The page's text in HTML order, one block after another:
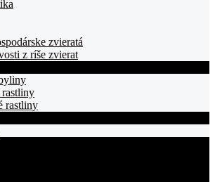
zvieratá
z ríše zvierat
rastliny
rastliny